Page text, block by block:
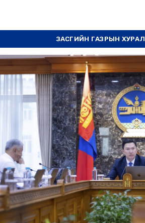
ЗАСГИЙН ГАЗРЫН